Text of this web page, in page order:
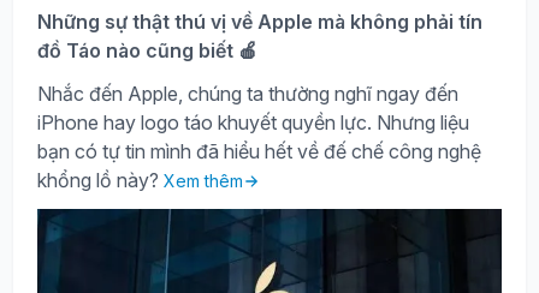
Những sự thật thú vị về Apple mà không phải tín
đồ Táo nào cũng biết 🍎
Nhắc đến Apple, chúng ta thường nghĩ ngay đến
iPhone hay logo táo khuyết quyền lực. Nhưng liệu
bạn có tự tin mình đã hiểu hết về đế chế công nghệ
khổng lồ này? Xem thêm